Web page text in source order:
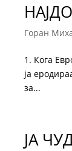
Горан
1. Кога
ја
за...
ЈА